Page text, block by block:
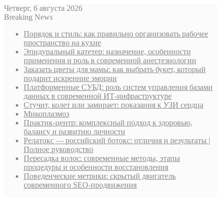
Четверг, 6 августа 2026
Breaking News
Порядок и стиль: как правильно организовать рабочее
пространство на кухне
Эпидуральный катетер: назначение, особенности
применения и роль в современной анестезиологии
Заказать цветы для мамы: как выбрать букет, который
подарит искренние эмоции
Платформенные СУБД: роль систем управления базами
данных в современной ИТ-инфраструктуре
Стучит, колет или замирает: показания к УЗИ сердца
Микоплазмоз
Практик-центр: комплексный подход к здоровью,
балансу и развитию личности
Релатокс — российский ботокс: отличия и результаты |
Полное руководство
Пересадка волос: современные методы, этапы
процедуры и особенности восстановления
Поведенческие метрики: скрытый двигатель
современного SEO-продвижения